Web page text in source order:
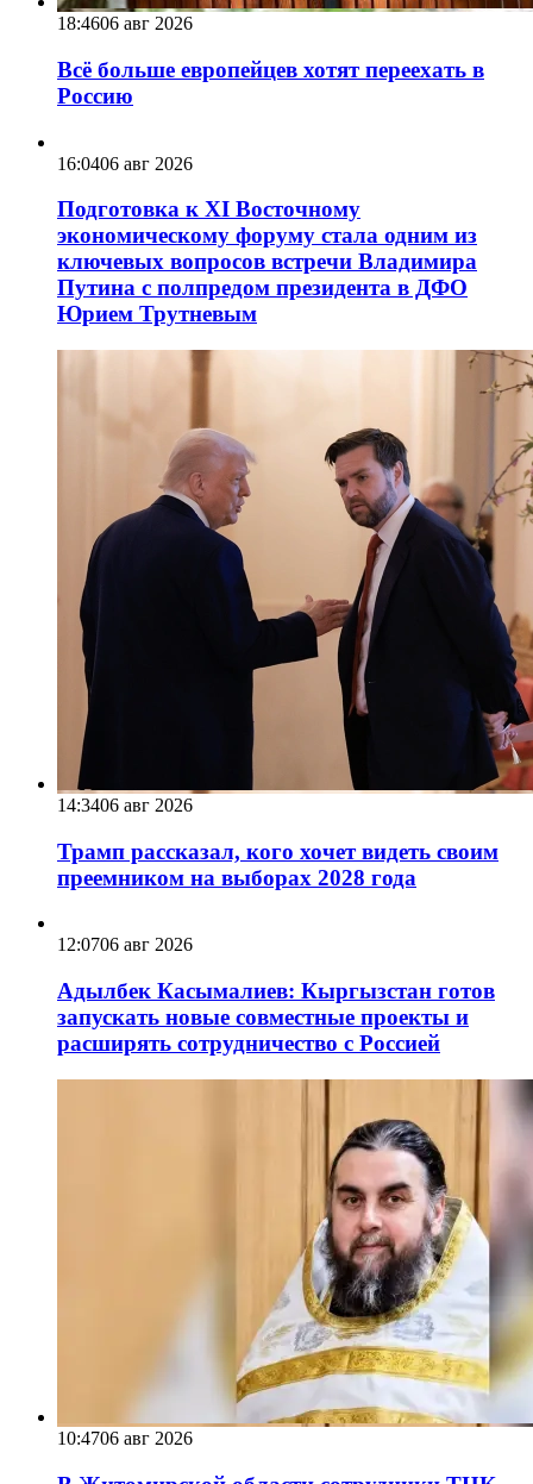
18:4606 авг 2026
Всё больше европейцев хотят переехать в
Россию
16:0406 авг 2026
Подготовка к XI Восточному
экономическому форуму стала одним из
ключевых вопросов встречи Владимира
Путина с полпредом президента в ДФО
Юрием Трутневым
14:3406 авг 2026
Трамп рассказал, кого хочет видеть своим
преемником на выборах 2028 года
12:0706 авг 2026
Адылбек Касымалиев: Кыргызстан готов
запускать новые совместные проекты и
расширять сотрудничество с Россией
10:4706 авг 2026